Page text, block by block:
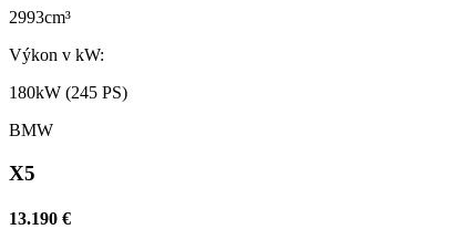
2993cm³
Výkon v kW:
180kW (245 PS)
BMW
X5
13.190 €